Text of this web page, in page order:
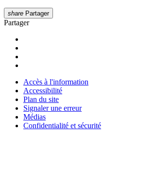
share Partager
Partager
Accès à l'information
Accessibilité
Plan du site
Signaler une erreur
Médias
Confidentialité et sécurité